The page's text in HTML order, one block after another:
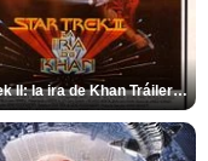
Star Trek II: la ira de Khan Tráiler VO